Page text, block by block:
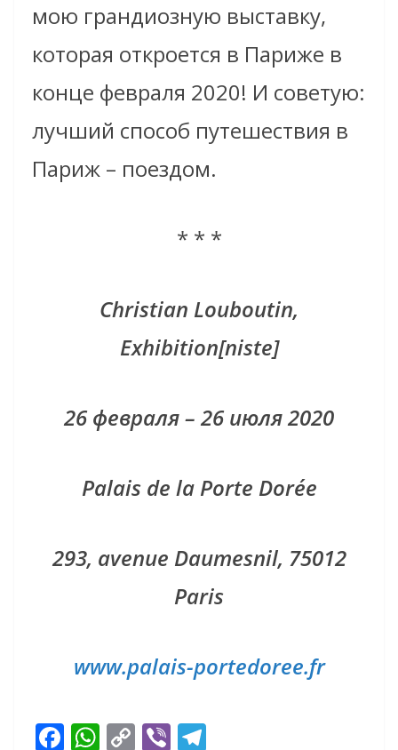
мою грандиозную выставку,
которая откроется в Париже в
конце февраля 2020! И советую:
лучший способ путешествия в
Париж – поездом.
* * *
Christian Louboutin,
Exhibition[niste]
26 февраля – 26 июля 2020
Palais de la Porte Dorée
293, avenue Daumesnil, 75012
Paris
www.palais-portedoree.fr
F W C Vi